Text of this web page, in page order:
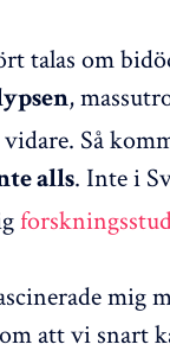
talas om
,
Så
alls. Inte i
mig
att vi snart